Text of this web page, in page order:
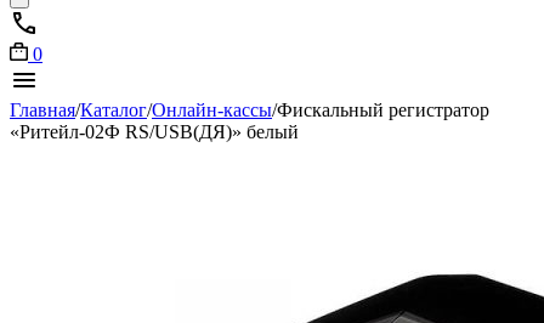
0
Главная/Каталог/Онлайн-кассы/Фискальный регистратор
«Ритейл-02Ф RS/USB(ДЯ)» белый